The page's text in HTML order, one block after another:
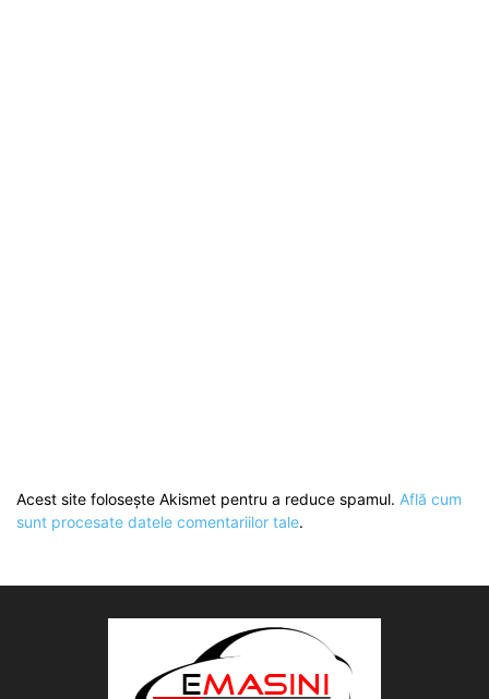
Acest site folosește Akismet pentru a reduce spamul. Află cum
sunt procesate datele comentariilor tale.